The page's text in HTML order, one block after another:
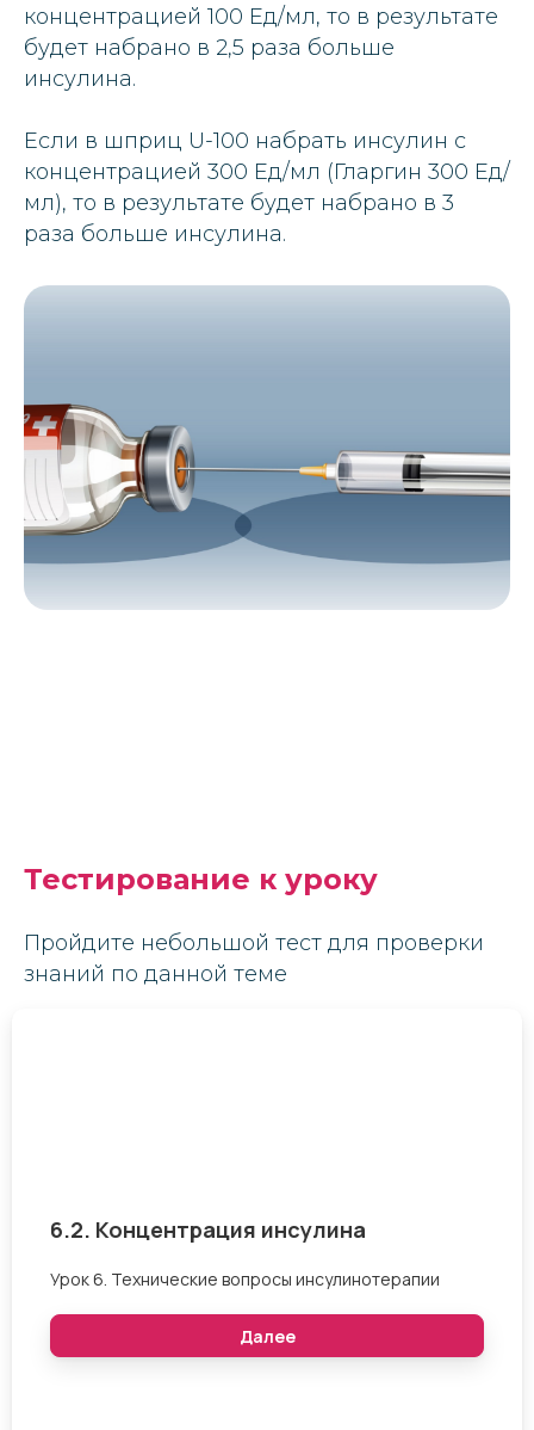
концентрацией 100 Ед/мл, то в результате
будет набрано в 2,5 раза больше
инсулина.
Если в шприц U-100 набрать инсулин с
концентрацией 300 Ед/мл (Гларгин 300 Ед/
мл), то в результате будет набрано в 3
раза больше инсулина.
Тестирование к уроку
Пройдите небольшой тест для проверки
знаний по данной теме